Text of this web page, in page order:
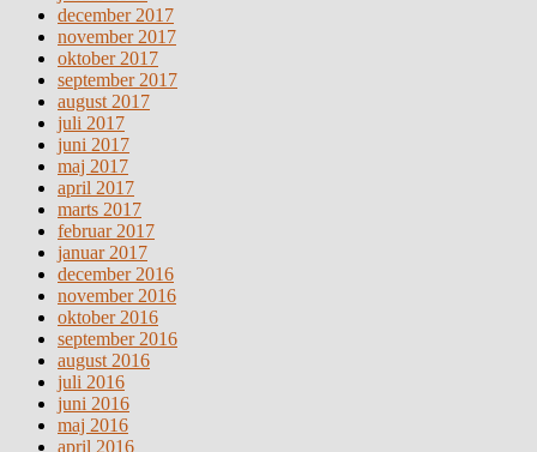
december 2017
november 2017
oktober 2017
september 2017
august 2017
juli 2017
juni 2017
maj 2017
april 2017
marts 2017
februar 2017
januar 2017
december 2016
november 2016
oktober 2016
september 2016
august 2016
juli 2016
juni 2016
maj 2016
april 2016